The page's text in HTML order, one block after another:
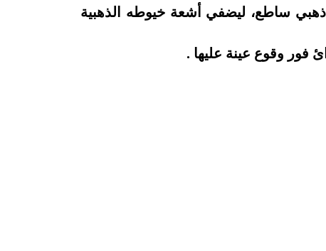
ساطع، ليضفي أشعة خيوطه الذهبية
فور وقوع عينة عليها .